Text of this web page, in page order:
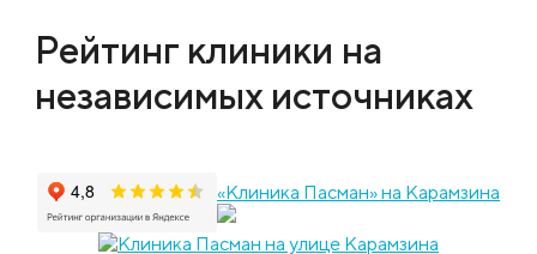
Рейтинг клиники на
независимых источниках
«Клиника Пасман» на Карамзина